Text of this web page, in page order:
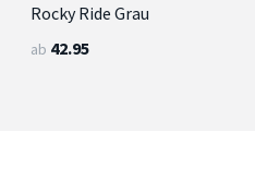
Rocky Ride Grau
ab 42.95